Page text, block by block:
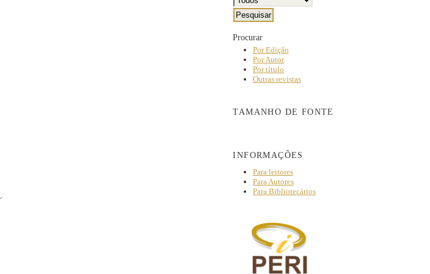
Procurar
Por Edição
Por Autor
Por título
Outras revistas
TAMANHO DE FONTE
INFORMAÇÕES
Para leitores
Para Autores
Para Bibliotecários